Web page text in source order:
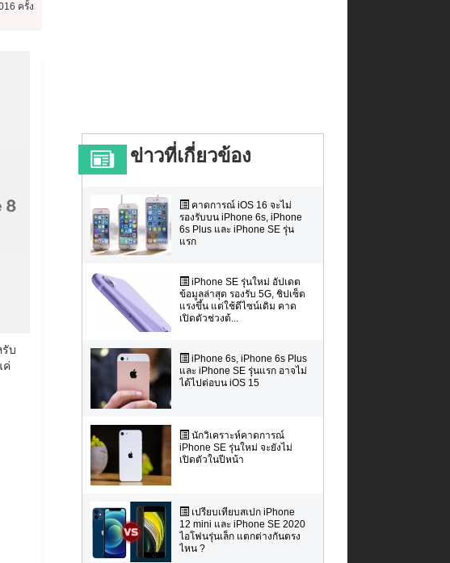
ครั้ง
รับ
ค่
ข่าวที่เกี่ยวข้อง
คาดการณ์ iOS 16 จะไม่
รองรับบน iPhone 6s, iPhone
6s Plus และ iPhone SE รุ่น
แรก
iPhone SE รุ่นใหม่ อัปเดต
ข้อมูลล่าสุด รองรับ 5G, ชิปเซ็ต
แรงขึ้น แต่ใช้ดีไซน์เดิม คาด
เปิดตัวช่วงต้...
iPhone 6s, iPhone 6s Plus
และ iPhone SE รุ่นแรก อาจไม่
ได้ไปต่อบน iOS 15
นักวิเคราะห์คาดการณ์
iPhone SE รุ่นใหม่ จะยังไม่
เปิดตัวในปีหน้า
เปรียบเทียบสเปก iPhone
12 mini และ iPhone SE 2020
ไอโฟนรุ่นเล็ก แตกต่างกันตรง
ไหน ?